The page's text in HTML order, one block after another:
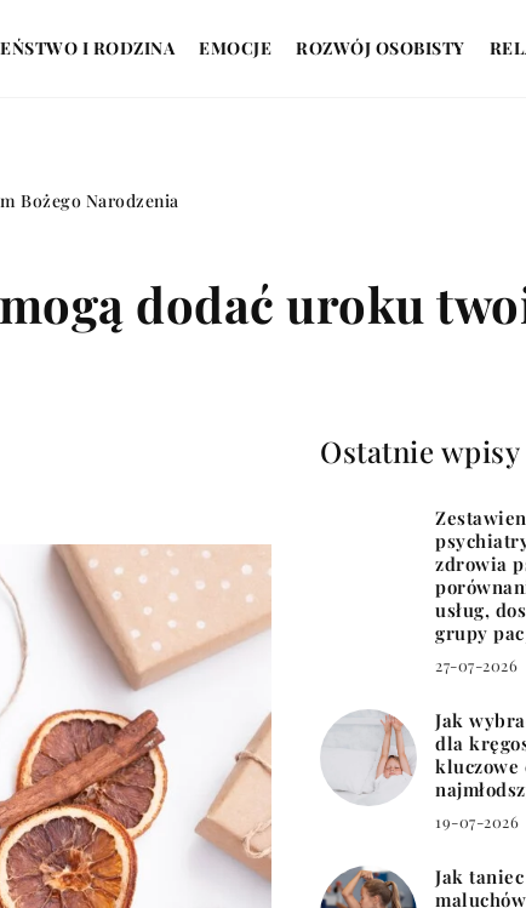
I RODZINA EMOCJE ROZWÓJ OSOBISTY
Bożego Narodzenia
dodać uroku
Ostatnie wpisy
zdrowia
usług,
grupy
27-07-2026
Jak
dla
kluczowe
19-07-2026
Jak